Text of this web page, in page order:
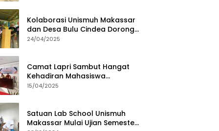
Kolaborasi Unismuh Makassar
dan Desa Bulu Cindea Dorong
Sentra Garam Industri
24/04/2025
Camat Lapri Sambut Hangat
Kehadiran Mahasiswa
PoltekMu
15/04/2025
Satuan Lab School Unismuh
Makassar Mulai Ujian Semester,